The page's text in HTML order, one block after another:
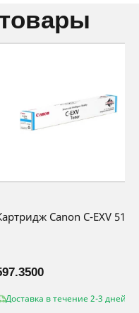
Canon C-EXV 51LC
Доставка в течение 2-3 дней